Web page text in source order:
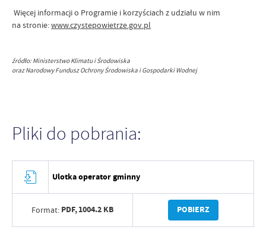
Więcej informacji o Programie i korzyściach z udziału w nim
na stronie:www.czystepowietrze.gov.pl
źródło: Ministerstwo Klimatu i Środowiska
oraz Narodowy Fundusz Ochrony Środowiska i Gospodarki Wodnej
Pliki do pobrania:
Ulotka operator gminny
Format: PDF,1004.2 KB POBIERZ